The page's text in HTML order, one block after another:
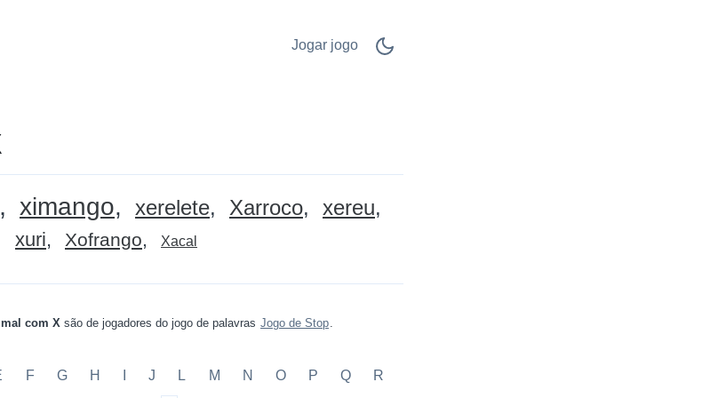
Jogar jogo
ximango xerelete Xarroco xereu
xuri Xofrango Xacal
com X são de jogadores do jogo de palavras Jogo de Stop.
F G H J L M N O P Q R